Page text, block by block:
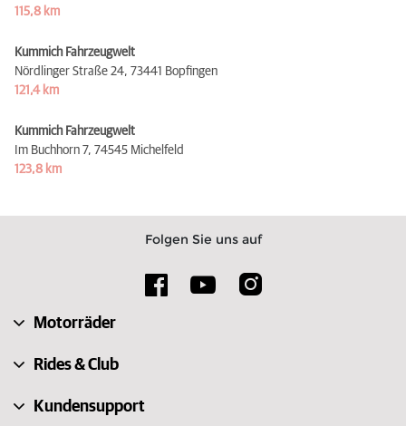
115,8 km
Kummich Fahrzeugwelt
Nördlinger Straße 24, 73441 Bopfingen
121,4 km
Kummich Fahrzeugwelt
Im Buchhorn 7, 74545 Michelfeld
123,8 km
Folgen Sie uns auf
Motorräder
Rides & Club
Kundensupport